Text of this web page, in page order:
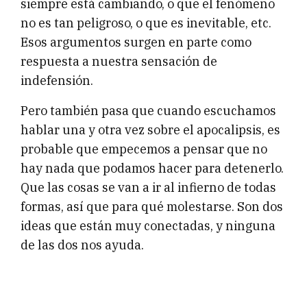
siempre está cambiando, o que el fenómeno
no es tan peligroso, o que es inevitable, etc.
Esos argumentos surgen en parte como
respuesta a nuestra sensación de
indefensión.
Pero también pasa que cuando escuchamos
hablar una y otra vez sobre el apocalipsis, es
probable que empecemos a pensar que no
hay nada que podamos hacer para detenerlo.
Que las cosas se van a ir al infierno de todas
formas, así que para qué molestarse. Son dos
ideas que están muy conectadas, y ninguna
de las dos nos ayuda.